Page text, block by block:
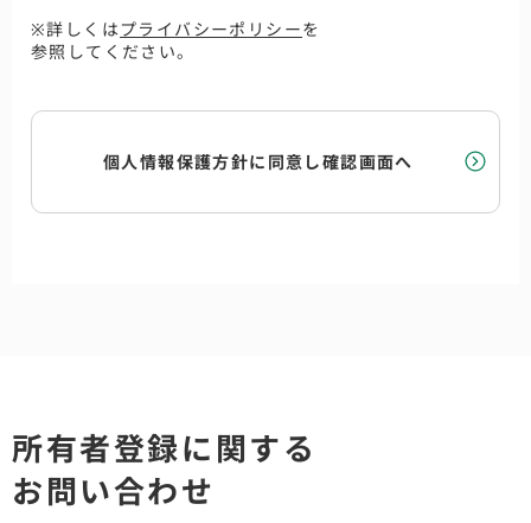
※詳しくはプライバシーポリシーを
参照してください。
所有者登録に関する
お問い合わせ